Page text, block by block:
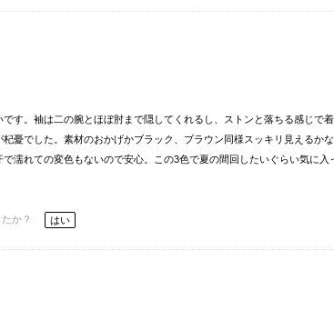
す。袖は二の腕とほぼ肘まで隠してくれるし、ストンと落ちる感じで
憂でした。素材のおかげかブラック、ブラウン同様スッキリ見えるかな
濡れての変色もないので安心。この3色で夏の間回したいぐらい気に入
か？ はい